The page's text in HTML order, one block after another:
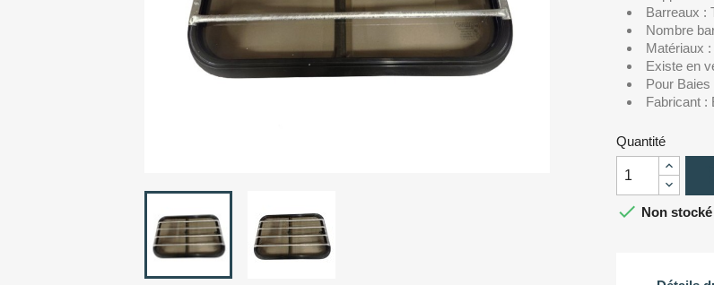
Barreaux :
Nombre
Matériaux
Existe en
Pour
Fabricant :
Quantité
 Non